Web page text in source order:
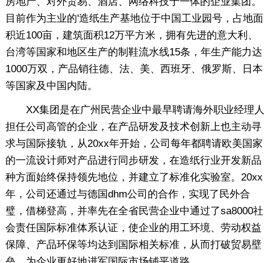
目前作为主业的'造纸生产基地位于中国工业园号，占地面
积近100亩，建筑面积12万平方米，拥有先进的意大利、
台湾等国家和地区生产的制鞋流水线15条，年生产能力达
1000万双，产品销往德、法、美、西班牙、俄罗斯、日本
等国家及中国内陆。
XX集团是在广州民营企业中最早聘请海外职业经理人
担任公司高管的企业，在产品研发及技术创新上也主动寻
求与国际接轨，从20xx年开始，公司每年都聘请欧美国家
的一流设计师对产品进行同步研发，在造纸行业开发新品
种方面始终保持领先地位，并建立了标准化实验室。20xx
年，公司还通过与德国dhm公司的合作，实现了民外合
璧，借梯登高，并率先在全省民营企业中通过了sa8000社
会责任国际标准体系认证，使企业的用工环境、劳动权益
保障、产品环保等均达到国际相关标准，从而打破贸易壁